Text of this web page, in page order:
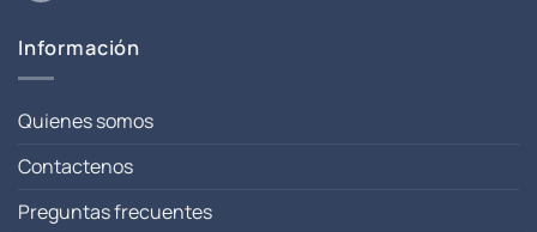
Información
Quienes somos
Contactenos
Preguntas frecuentes